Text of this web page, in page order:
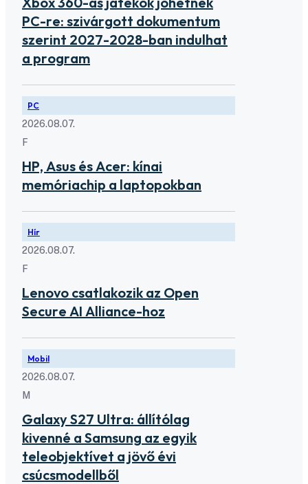
PC-re: szivárgott dokumentum
szerint 2027-2028-ban indulhat
a program
PC
2026.08.07.
F
HP, Asus és Acer: kínai
memóriachip a laptopokban
Hír
2026.08.07.
F
Lenovo csatlakozik az Open
Secure AI Alliance-hoz
Mobil
2026.08.07.
M
Galaxy S27 Ultra: állítólag
kivenné a Samsung az egyik
teleobjektívet a jövő évi
csúcsmodellből